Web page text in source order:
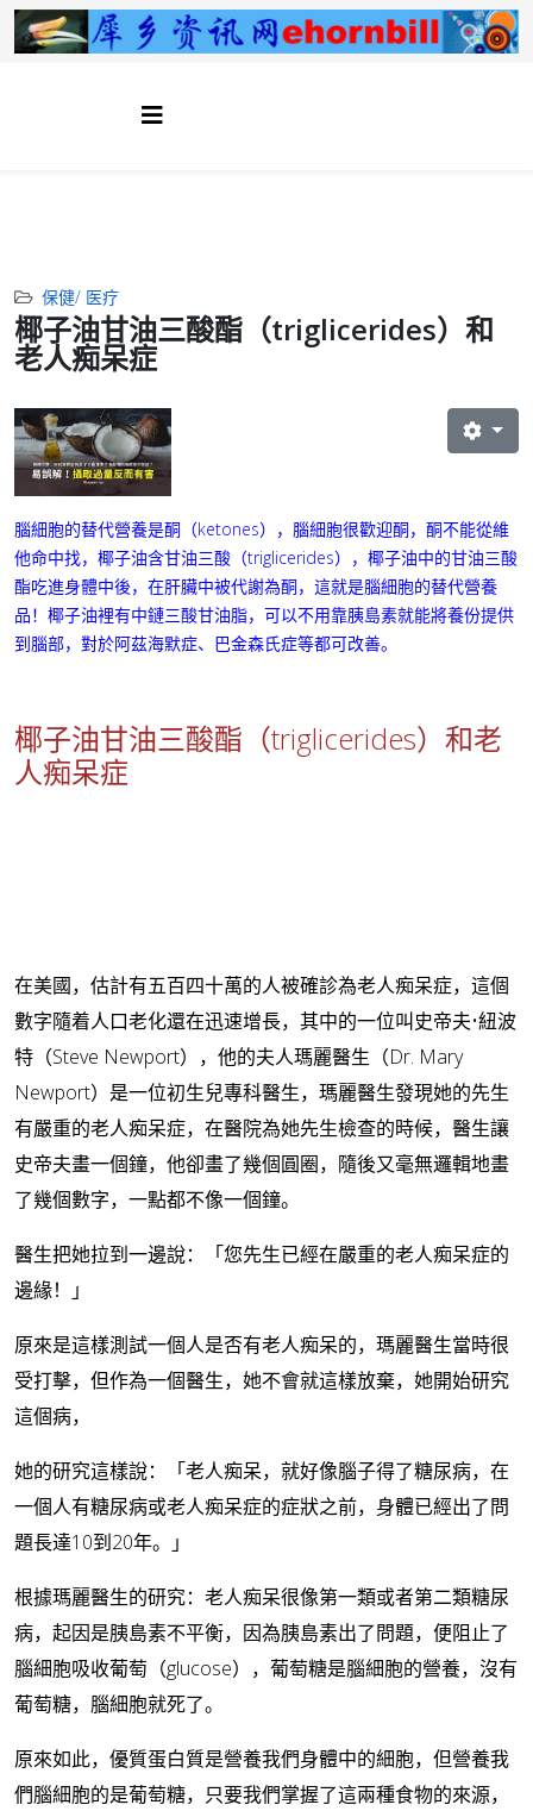
保健/ 医疗
椰子油甘油三酸酯（triglicerides）和
老人痴呆症
腦細胞的替代營養是酮（ketones），腦細胞很歡迎酮，酮不能從維
他命中找，椰子油含甘油三酸（triglicerides），椰子油中的甘油三酸
酯吃進身體中後，在肝臟中被代謝為酮，這就是腦細胞的替代營養
品！ 椰子油裡有中鏈三酸甘油脂，可以不用靠胰島素就能將養份提供
到腦部，對於阿茲海默症、巴金森氏症等都可改善。
椰子油甘油三酸酯（triglicerides）和老
人痴呆症
在美國，估計有五百四十萬的人被確診為老人痴呆症，這個
數字隨着人口老化還在迅速增長，其中的一位叫史帝夫•紐波
特（Steve Newport），他的夫人瑪麗醫生（Dr. Mary
Newport）是一位初生兒專科醫生，瑪麗醫生發現她的先生
有嚴重的老人痴呆症，在醫院為她先生檢查的時候，醫生讓
史帝夫畫一個鐘，他卻畫了幾個圓圈，隨後又毫無邏輯地畫
了幾個數字，一點都不像一個鐘。
醫生把她拉到一邊說：「您先生已經在嚴重的老人痴呆症的
邊緣！」
原來是這樣測試一個人是否有老人痴呆的，瑪麗醫生當時很
受打擊，但作為一個醫生，她不會就這樣放棄，她開始研究
這個病，
她的研究這樣說：「老人痴呆，就好像腦子得了糖尿病，在
一個人有糖尿病或老人痴呆症的症狀之前，身體已經出了問
題長達10到20年。」
根據瑪麗醫生的研究：老人痴呆很像第一類或者第二類糖尿
病，起因是胰島素不平衡，因為胰島素出了問題，便阻止了
腦細胞吸收葡萄（glucose），葡萄糖是腦細胞的營養，沒有
葡萄糖，腦細胞就死了。
原來如此，優質蛋白質是營養我們身體中的細胞，但營養我
們腦細胞的是葡萄糖，只要我們掌握了這兩種食物的來源，